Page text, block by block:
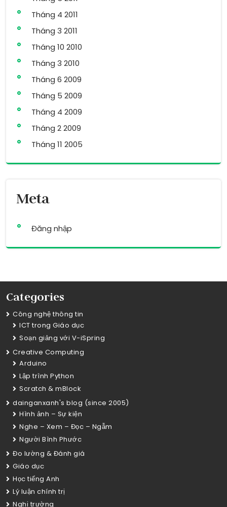
Tháng 4 2011
Tháng 3 2011
Tháng 10 2010
Tháng 3 2010
Tháng 6 2009
Tháng 5 2009
Tháng 4 2009
Tháng 2 2009
Tháng 11 2005
Meta
Đăng nhập
Categories
Công nghệ thông tin
ICT trong Giáo dục
Soạn giảng với V-iSpring
Creative Computing
Arduino
Lập trình Python
Scratch & mBlock
dainganxanh's blog (since 2005)
Hình ảnh – Sự kiện
Nghe – Xem – Đọc – Ngẫm
Người Bình Phước
Đo lường & Đánh giá
Giáo dục
Học tiếng Anh
Lý luận chính trị
Nghị trường